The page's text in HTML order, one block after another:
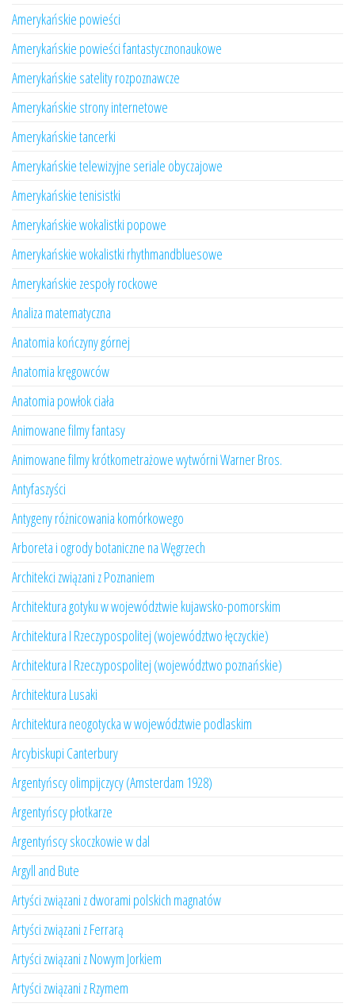
Amerykańskie powieści
Amerykańskie powieści fantastycznonaukowe
Amerykańskie satelity rozpoznawcze
Amerykańskie strony internetowe
Amerykańskie tancerki
Amerykańskie telewizyjne seriale obyczajowe
Amerykańskie tenisistki
Amerykańskie wokalistki popowe
Amerykańskie wokalistki rhythmandbluesowe
Amerykańskie zespoły rockowe
Analiza matematyczna
Anatomia kończyny górnej
Anatomia kręgowców
Anatomia powłok ciała
Animowane filmy fantasy
Animowane filmy krótkometrażowe wytwórni Warner Bros.
Antyfaszyści
Antygeny różnicowania komórkowego
Arboreta i ogrody botaniczne na Węgrzech
Architekci związani z Poznaniem
Architektura gotyku w województwie kujawsko-pomorskim
Architektura I Rzeczypospolitej (województwo łęczyckie)
Architektura I Rzeczypospolitej (województwo poznańskie)
Architektura Lusaki
Architektura neogotycka w województwie podlaskim
Arcybiskupi Canterbury
Argentyńscy olimpijczycy (Amsterdam 1928)
Argentyńscy płotkarze
Argentyńscy skoczkowie w dal
Argyll and Bute
Artyści związani z dworami polskich magnatów
Artyści związani z Ferrarą
Artyści związani z Nowym Jorkiem
Artyści związani z Rzymem